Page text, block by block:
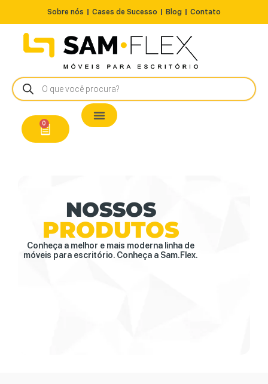
Sobre nós Cases de Sucesso Blog Contato
0
NOSSOS
PRODUTOS
Conheça a melhor e mais moderna linha de
móveis para escritório. Conheça a Sam.Flex.